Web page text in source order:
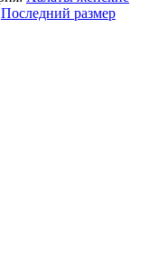
Последний размер